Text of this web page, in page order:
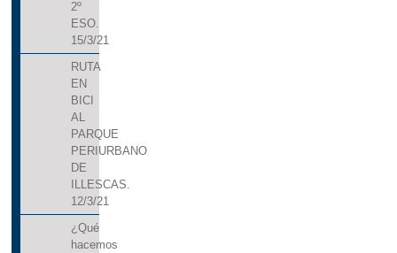
2º
ESO.
15/3/21
RUTA
EN
BICI
AL
PARQUE
PERIURBANO
DE
ILLESCAS.
12/3/21
¿Qué
hacemos